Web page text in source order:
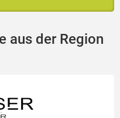
aus der Region